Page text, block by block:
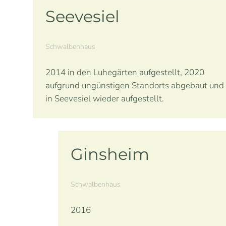
Seevesiel
Schwalbenhaus
2014 in den Luhegärten aufgestellt, 2020
aufgrund ungünstigen Standorts abgebaut und
in Seevesiel wieder aufgestellt.
Ginsheim
Schwalbenhaus
2016